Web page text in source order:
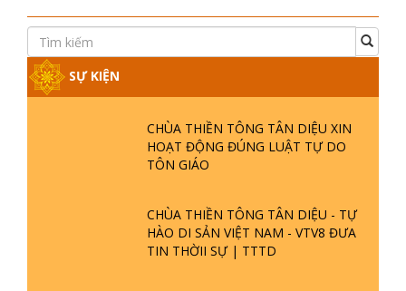
SỰ KIỆN
CHÙA THIỀN TÔNG TÂN DIỆU XIN
HOẠT ĐỘNG ĐÚNG LUẬT TỰ DO
TÔN GIÁO
CHÙA THIỀN TÔNG TÂN DIỆU - TỰ
HÀO DI SẢN VIỆT NAM - VTV8 ĐƯA
TIN THỜII SỰ | TTTD